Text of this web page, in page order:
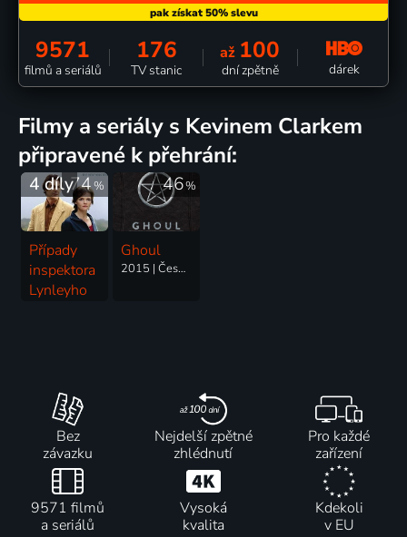
9571
filmů a seriálů
176
TV stanic
až 100
dní zpětně dárek
filmy a seriály s Kevinem Clarkem
připravené k přehrání:
74%
4 díly
Případy
inspektora
Lynleyho
46%
Ghoul
2015 | Česká republika, Ukrajina | Thriller, Horor
Bez
závazku
Nejdelší zpětné
zhlédnutí
Pro každé
zařízení
9571 filmů
a seriálů
Vysoká
kvalita
Kdekoli
v EU